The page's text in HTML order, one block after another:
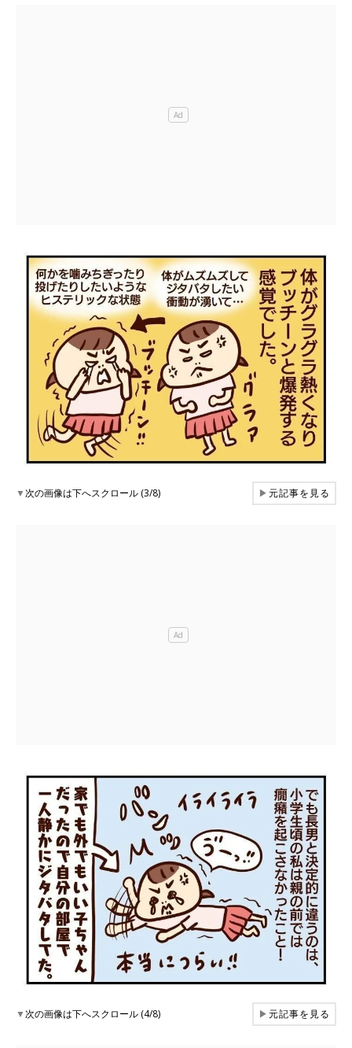
▼次の画像は下へスクロール (3/8) ▶元記事を見る
▼次の画像は下へスクロール (4/8) ▶元記事を見る